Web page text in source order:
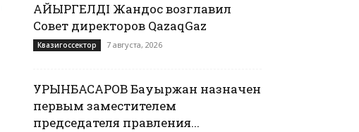
ҚАЙЫРГЕЛДІ Жандос возглавил
Совет директоров QazaqGaz
Квазигоссектор 7 августа, 2026
УРЫНБАСАРОВ Бауыржан назначен
первым заместителем
председателя правления...